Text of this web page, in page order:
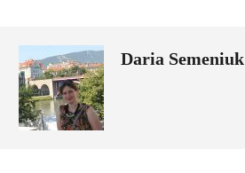
Daria Semeniuk